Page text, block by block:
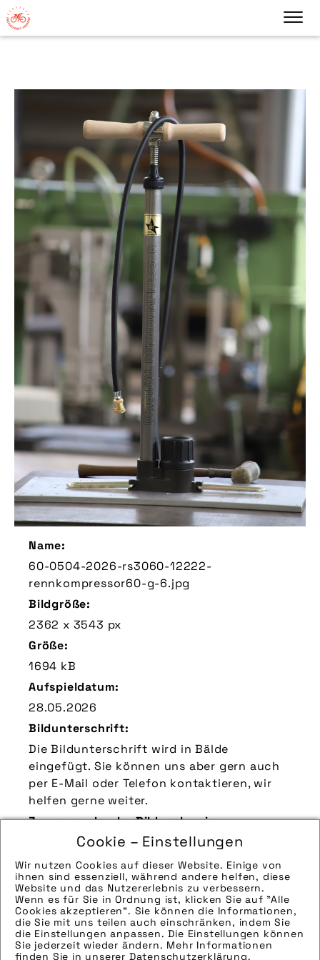
Cookie – Einstellungen
Wir nutzen Cookies auf dieser Website. Einige von
ihnen sind essenziell, während andere helfen, diese
Website und das Nutzererlebnis zu verbessern.
Wenn es für Sie in Ordnung ist, klicken Sie auf "Alle
Cookies akzeptieren". Sie können die Informationen,
die Sie mit uns teilen auch einschränken, indem Sie
die Einstellungen anpassen. Die Einstellungen können
Sie jederzeit wieder ändern. Mehr Informationen
finden Sie in unserer Datenschutzerklärung.
Name:
60-0504-2026-rs3060-12222-
rennkompressor60-g-6.jpg
Bildgröße:
2362 x 3543 px
Größe:
1694 kB
Aufspieldatum:
28.05.2026
Bildunterschrift:
Die Bildunterschrift wird in Bälde
eingefügt. Sie können uns aber gern auch
per E-Mail oder Telefon kontaktieren, wir
helfen gerne weiter.
Zu verwendender Bildnachweis:
Quelle/Source: „www.sks-germany.com |
pd-f“
Technik-Info:
Hinweise zur weiteren Recherche:
Modellname: Rennkompressor 60
Hersteller: SKS-Germany
Tags: